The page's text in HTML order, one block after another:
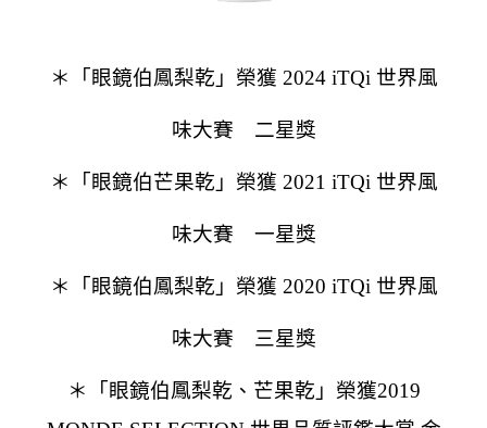
＊「眼鏡伯鳳梨乾」榮獲 2024 iTQi 世界風
味大賽 二星獎
＊「眼鏡伯芒果乾」榮獲 2021 iTQi 世界風
味大賽 一星獎
＊「眼鏡伯鳳梨乾」榮獲 2020 iTQi 世界風
味大賽 三星獎
＊「眼鏡伯鳳梨乾、 芒果乾 」榮獲2019